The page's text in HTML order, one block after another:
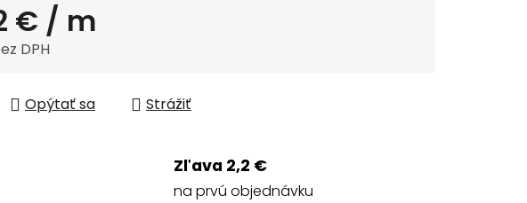
€ / m
DPH
Opýtať sa Strážiť
Zľava 2,2 €
na prvú objednávku